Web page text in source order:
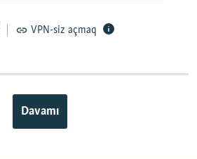
VPN-siz açmaq
Davamı